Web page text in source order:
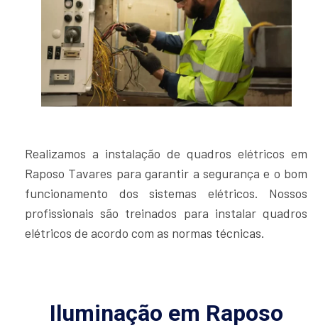
Realizamos a instalação de quadros elétricos em
Raposo Tavares para garantir a segurança e o bom
funcionamento dos sistemas elétricos. Nossos
profissionais são treinados para instalar quadros
elétricos de acordo com as normas técnicas.
Iluminação em Raposo